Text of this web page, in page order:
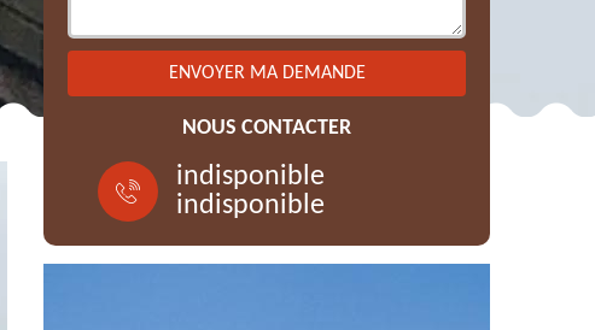
NOUS CONTACTER
indisponible
indisponible